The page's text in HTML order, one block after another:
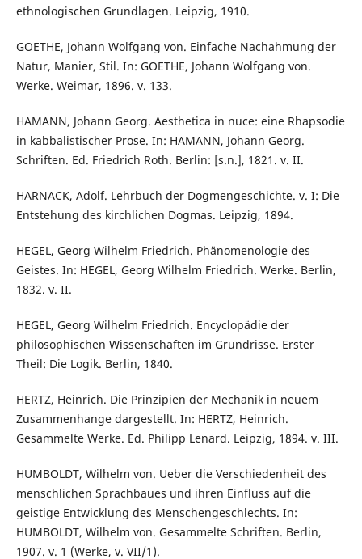
ethnologischen Grundlagen. Leipzig, 1910.
GOETHE, Johann Wolfgang von. Einfache Nachahmung der
Natur, Manier, Stil. In: GOETHE, Johann Wolfgang von.
Werke. Weimar, 1896. v. 133.
HAMANN, Johann Georg. Aesthetica in nuce: eine Rhapsodie
in kabbalistischer Prose. In: HAMANN, Johann Georg.
Schriften. Ed. Friedrich Roth. Berlin: [s.n.], 1821. v. II.
HARNACK, Adolf. Lehrbuch der Dogmengeschichte. v. I: Die
Entstehung des kirchlichen Dogmas. Leipzig, 1894.
HEGEL, Georg Wilhelm Friedrich. Phänomenologie des
Geistes. In: HEGEL, Georg Wilhelm Friedrich. Werke. Berlin,
1832. v. II.
HEGEL, Georg Wilhelm Friedrich. Encyclopädie der
philosophischen Wissenschaften im Grundrisse. Erster
Theil: Die Logik. Berlin, 1840.
HERTZ, Heinrich. Die Prinzipien der Mechanik in neuem
Zusammenhange dargestellt. In: HERTZ, Heinrich.
Gesammelte Werke. Ed. Philipp Lenard. Leipzig, 1894. v. III.
HUMBOLDT, Wilhelm von. Ueber die Verschiedenheit des
menschlichen Sprachbaues und ihren Einfluss auf die
geistige Entwicklung des Menschengeschlechts. In:
HUMBOLDT, Wilhelm von. Gesammelte Schriften. Berlin,
1907. v. 1 (Werke, v. VII/1).